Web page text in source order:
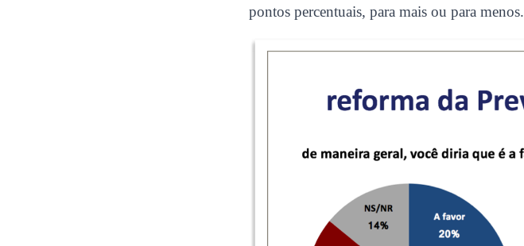
pontos percentuais, para mais ou para menos.